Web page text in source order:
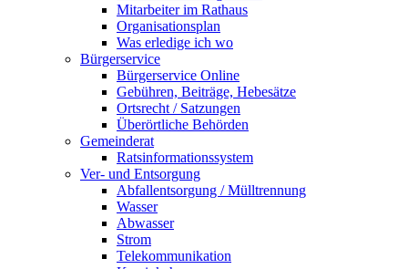
Mitarbeiter im Rathaus
Organisationsplan
Was erledige ich wo
Bürgerservice
Bürgerservice Online
Gebühren, Beiträge, Hebesätze
Ortsrecht / Satzungen
Überörtliche Behörden
Gemeinderat
Ratsinformationssystem
Ver- und Entsorgung
Abfallentsorgung / Mülltrennung
Wasser
Abwasser
Strom
Telekommunikation